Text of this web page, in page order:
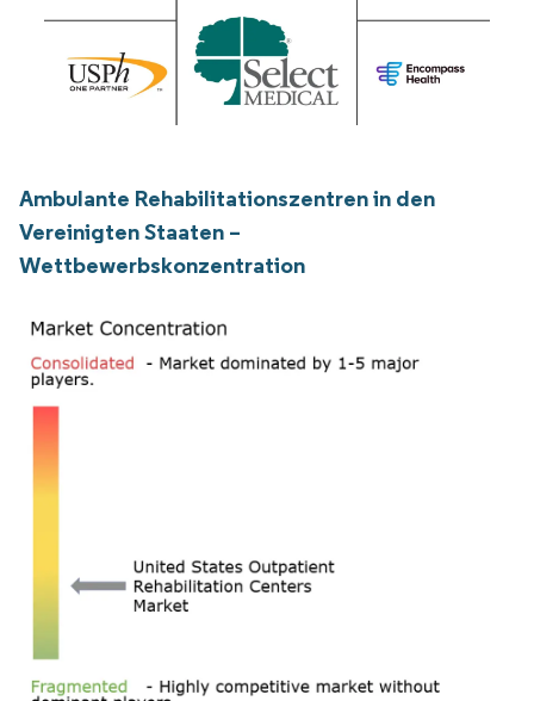
Ambulante Rehabilitationszentren in den
Vereinigten Staaten –
Wettbewerbskonzentration